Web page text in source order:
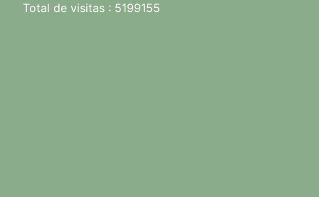
Total de visitas : 5199155